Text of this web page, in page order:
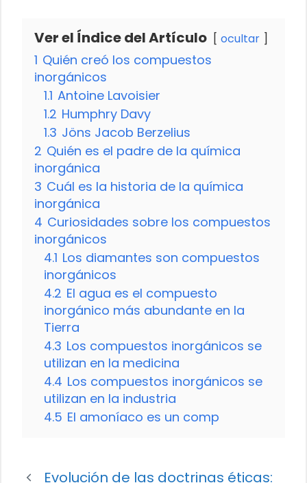
Ver el Índice del Artículo ocultar
1 Quién creó los compuestos
inorgánicos
1.1 Antoine Lavoisier
1.2 Humphry Davy
1.3 Jöns Jacob Berzelius
2 Quién es el padre de la química
inorgánica
3 Cuál es la historia de la química
inorgánica
4 Curiosidades sobre los compuestos
inorgánicos
4.1 Los diamantes son compuestos
inorgánicos
4.2 El agua es el compuesto
inorgánico más abundante en la
Tierra
4.3 Los compuestos inorgánicos se
utilizan en la medicina
4.4 Los compuestos inorgánicos se
utilizan en la industria
4.5 El amoníaco es un comp
Evolución de las doctrinas éticas: